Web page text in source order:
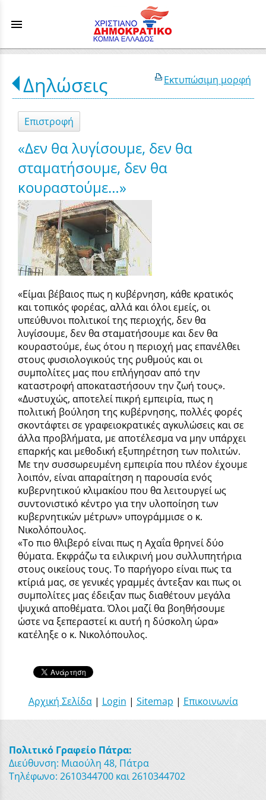
menu
Εκτυπώσιμη μορφή
Δηλώσεις
Επιστροφή
«Δεν θα λυγίσουμε, δεν θα
σταματήσουμε, δεν θα
κουραστούμε…»
«Είμαι βέβαιος πως η κυβέρνηση, κάθε κρατικός
και τοπικός φορέας, αλλά και όλοι εμείς, οι
υπεύθυνοι πολιτικοί της περιοχής, δεν θα
λυγίσουμε, δεν θα σταματήσουμε και δεν θα
κουραστούμε, έως ότου η περιοχή μας επανέλθει
στους φυσιολογικούς της ρυθμούς και οι
συμπολίτες μας που επλήγησαν από την
καταστροφή αποκαταστήσουν την ζωή τους».
«Δυστυχώς, αποτελεί πικρή εμπειρία, πως η
πολιτική βούληση της κυβέρνησης, πολλές φορές
σκοντάφτει σε γραφειοκρατικές αγκυλώσεις και σε
άλλα προβλήματα, με αποτέλεσμα να μην υπάρχει
επαρκής και μεθοδική εξυπηρέτηση των πολιτών.
Με την συσσωρευμένη εμπειρία που πλέον έχουμε
λοιπόν, είναι απαραίτηση η παρουσία ενός
κυβερνητικού κλιμακίου που θα λειτουργεί ως
συντονιστικό κέντρο για την υλοποίηση των
κυβερνητικών μέτρων» υπογράμμισε ο κ.
Νικολόπουλος.
«Το πιο θλιβερό είναι πως η Αχαΐα θρηνεί δύο
θύματα. Εκφράζω τα ειλικρινή μου συλλυπητήρια
στους οικείους τους. Το παρήγορο είναι πως τα
κτίριά μας, σε γενικές γραμμές άντεξαν και πως οι
συμπολίτες μας έδειξαν πως διαθέτουν μεγάλα
ψυχικά αποθέματα. Όλοι μαζί θα βοηθήσουμε
ώστε να ξεπεραστεί κι αυτή η δύσκολη ώρα»
κατέληξε ο κ. Νικολόπουλος.
Αρχική Σελίδα| Login | Sitemap | Επικοινωνία
Πολιτικό Γραφείο Πάτρα:
Διεύθυνση: Μιαούλη 48, Πάτρα
Τηλέφωνο: 2610344700 και 2610344702